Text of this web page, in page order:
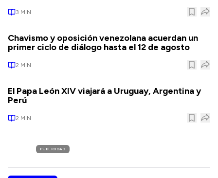
3 MIN
Chavismo y oposición venezolana acuerdan un
primer ciclo de diálogo hasta el 12 de agosto
2 MIN
El Papa León XIV viajará a Uruguay, Argentina y
Perú
2 MIN
PUBLICIDAD